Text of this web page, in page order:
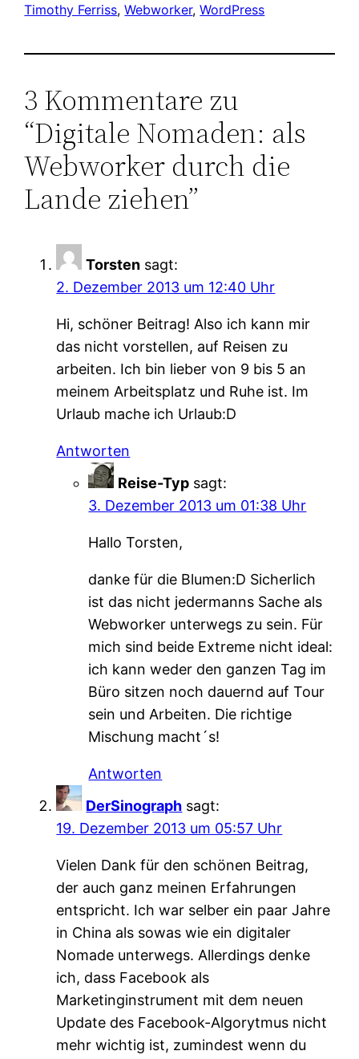
Timothy Ferriss, Webworker, WordPress
3 Kommentare zu
“Digitale Nomaden: als
Webworker durch die
Lande ziehen”
Torsten sagt:
2. Dezember 2013 um 12:40 Uhr
Hi, schöner Beitrag! Also ich kann mir
das nicht vorstellen, auf Reisen zu
arbeiten. Ich bin lieber von 9 bis 5 an
meinem Arbeitsplatz und Ruhe ist. Im
Urlaub mache ich Urlaub:D
Antworten
Reise-Typ sagt:
3. Dezember 2013 um 01:38 Uhr
Hallo Torsten,
danke für die Blumen:D Sicherlich
ist das nicht jedermanns Sache als
Webworker unterwegs zu sein. Für
mich sind beide Extreme nicht ideal:
ich kann weder den ganzen Tag im
Büro sitzen noch dauernd auf Tour
sein und Arbeiten. Die richtige
Mischung macht´s!
Antworten
DerSinograph sagt:
19. Dezember 2013 um 05:57 Uhr
Vielen Dank für den schönen Beitrag,
der auch ganz meinen Erfahrungen
entspricht. Ich war selber ein paar Jahre
in China als sowas wie ein digitaler
Nomade unterwegs. Allerdings denke
ich, dass Facebook als
Marketinginstrument mit dem neuen
Update des Facebook-Algorytmus nicht
mehr wichtig ist, zumindest wenn du